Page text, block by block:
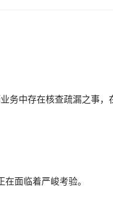
务中存在核查疏漏之事，
面临着严峻考验。